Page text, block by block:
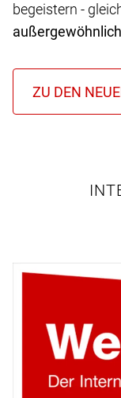
begeistern -